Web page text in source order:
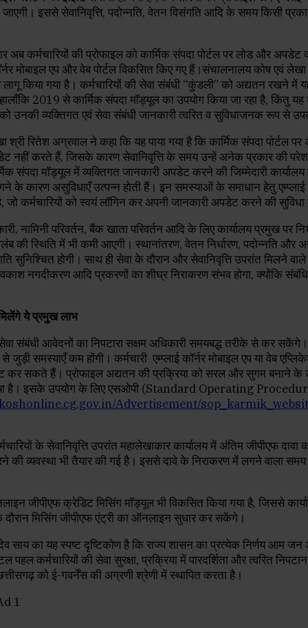
इससे सेवानिवृत्ति, पदोन्नति, वेतन विसंगति आदि के समय किसी
कर्मचारियों की प्रोफाइल को कार्मिक संपदा पोर्टल पर लोड और अपडेट
मोबाइल एप और वेब पोर्टल विकसित किए गए हैं।संचालनालय कोष एवं
किया गया है। कर्मचारियों की सेवा संबंधी “कुंडली” को अद्यतन रखने में
2019 से कार्मिक संपदा मॉड्यूल का उपयोग किया जा रहा है, किंतु
को उनकी व्यक्तिगत एवं सेवा संबंधी जानकारी त्वरित व सुविधाजनक रूप से
रितेश अग्रवाल ने कहा कि यह पाया गया है कि कार्मिक संपदा पोर्टल पर
नहीं करते हैं, जिसके कारण सेवानिवृत्ति के समय उन्हें अनेक प्रकार की
संपदा मॉड्यूल में व्यक्तिगत जानकारी अपडेट करने की जिम्मेदारी
कारण असुविधाएँ उत्पन्न होती हैं। इन समस्याओं के समाधान हेतु एम्प्लाई
जो कर्मचारियों को स्वयं लॉगिन कर अपनी जानकारी अपडेट करने की
नामिनी परिवर्तन, बैंक खाता परिवर्तन आदि के लिए कार्यालय प्रमुख पर
की स्थिति में भी कमी आएगी। स्थानांतरण, वेतन निर्धारण, पदोन्नति और
सुनिश्चित होगी। साथ ही सेवा के दौरान और सेवानिवृत्ति उपरांत मिलने
नगदीकरण आदि प्रकरणों का शीघ्र निराकरण संभव होगा, क्योंकि
ये प्रमुख लाभ
सेवा संबंधी आवेदनों का निपटारा सक्षम अधिकारी समयबद्ध तरीके से कर
जुड़ी समस्याएँ कम होंगी। कर्मचारी एम्प्लाई कॉर्नर मोबाइल एप या वेब
कर सकते हैं। प्रोफाइल अद्यतन की प्रक्रिया को सरल और सुगम बनाने के
गया है। इसके उपयोग के लिए एसओपी (Standard Operating
Advertisement/
के सेवानिवृत्ति उपरांत महालेखाकार कार्यालय में अंतिम जीपीएफ दावा
की व्यवस्था भी तैयार की गई है। इससे दावे के निराकरण में लगने वाला
जीपीएफ क्रेडिट मिसिंग मॉड्यूल भी विकसित किया गया है, जिससे
दौरान मिसिंग जीपीएफ एंट्री का ऑनलाइन सुधार कर सकेंगे।
साय का यह स्पष्ट दृष्टिकोण है कि राज्य शासन का प्रत्येक निर्णय आम जन
पहल कर्मचारियों की सेवा सुरक्षा, प्रक्रिया में पारदर्शिता और त्वरित
को ई-गवर्नेंस की अग्रणी श्रेणी में स्थापित करता है।